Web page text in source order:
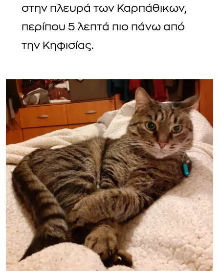
στην πλευρά των Καρπάθικων,
περίπου 5 λεπτά πιο πάνω από
την Κηφισίας.